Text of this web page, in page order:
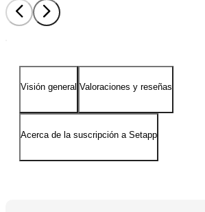
Visión general Valoraciones y reseñas
Acerca de la suscripción a Setapp